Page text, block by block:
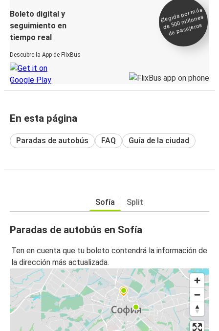
Boleto digital y
seguimiento en
tiempo real
Descubre la App de FlixBus
Elegida por
más
de 500
millones
de pasajeros
En esta página
Paradas de autobús FAQ Guía de la ciudad
Sofía Split
Paradas de autobús en Sofía
Ten en cuenta que tu boleto contendrá la información de
la dirección más actualizada.